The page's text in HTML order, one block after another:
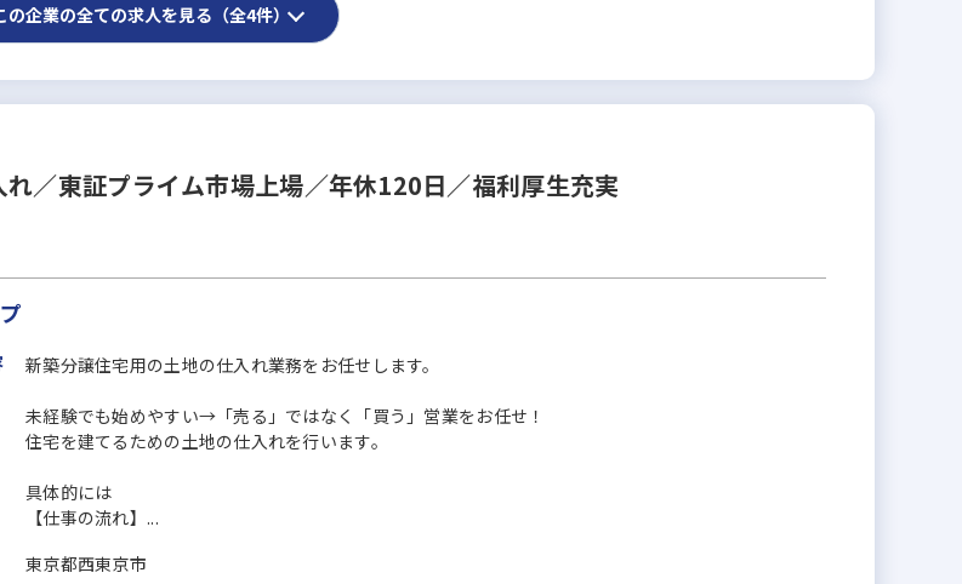
の企業の全ての求人を見る（全4件）
／東証プライム市場上場／年休120日／福利厚生充実
新築分譲住宅用の土地の仕入れ業務をお任せします。
未経験でも始めやすい→「売る」ではなく「買う」営業をお任せ！
住宅を建てるための土地の仕入れを行います。
具体的には
【仕事の流れ】...
東京都西東京市